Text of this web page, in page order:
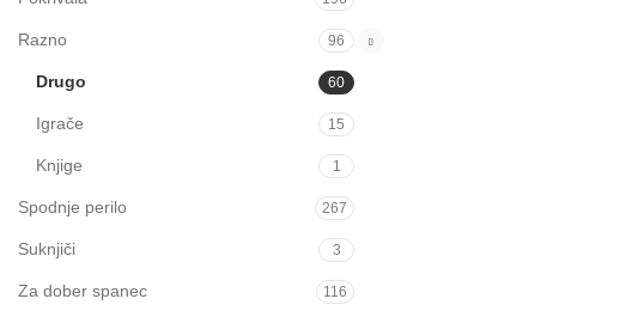
Razno 96
Drugo 60
Igrače 15
Knjige 1
Spodnje perilo 267
Suknjiči 3
Za dober spanec 116